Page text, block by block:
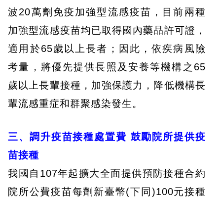
波20萬劑免疫加強型流感疫苗，目前兩種
加強型流感疫苗均已取得國內藥品許可證，
適用於65歲以上長者；因此，依疾病風險
考量，將優先提供長照及安養等機構之65
歲以上長輩接種，加強保護力，降低機構長
輩流感重症和群聚感染發生。
三、調升疫苗接種處置費 鼓勵院所提供疫
苗接種
我國自107年起擴大全面提供預防接種合約
院所公費疫苗每劑新臺幣(下同)100元接種